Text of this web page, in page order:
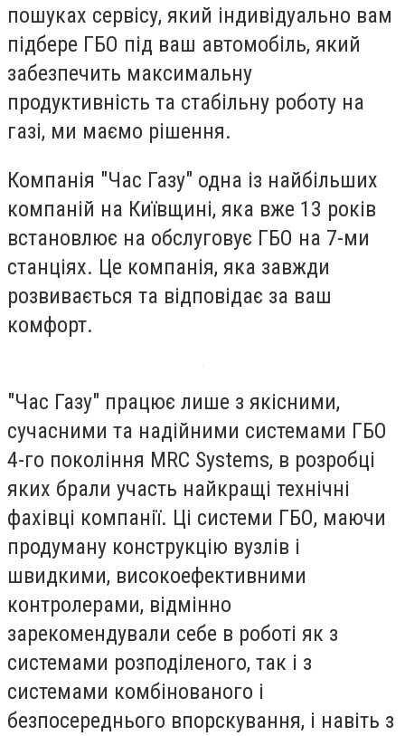
пошуках сервісу, який індивідуально вам
підбере ГБО під ваш автомобіль, який
забезпечить максимальну
продуктивність та стабільну роботу на
газі, ми маємо рішення.
Компанія "Час Газу" одна із найбільших
компаній на Київщині, яка вже 13 років
встановлює на обслуговує ГБО на 7-ми
станціях. Це компанія, яка завжди
розвивається та відповідає за ваш
комфорт.
"Час Газу" працює лише з якісними,
сучасними та надійними системами ГБО
4-го покоління MRC Systems, в розробці
яких брали участь найкращі технічні
фахівці компанії. Ці системи ГБО, маючи
продуману конструкцію вузлів і
швидкими, високоефективними
контролерами, відмінно
зарекомендували себе в роботі як з
системами розподіленого, так і з
системами комбінованого і
безпосереднього впорскування, і навіть з